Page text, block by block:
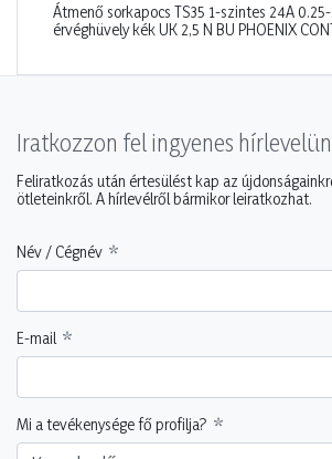
Átmenő sorkapocs TS35 1-szintes 24A
érvéghüvely kék UK 2,5 N BU PHOENIX
Iratkozzon fel ingyenes
Feliratkozás után értesülést kap az
ötleteinkről. A hírlevélről bármikor leiratkozhat.
Név / Cégnév
E-mail
Mi a tevékenysége fő profilja?